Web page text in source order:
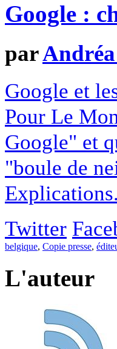
Google :
par
Google et
Pour Le
Google" et
"boule de
Explications.
Twitter
belgique, Copie presse,
L'auteur